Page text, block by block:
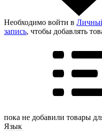
Необходимо войти в
запись, чтобы добавлять
пока не добавили товары
Язык